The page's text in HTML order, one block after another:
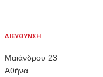
ΔΙΕΥΘΥΝΣΗ
Μαιάνδρου 23
Αθήνα